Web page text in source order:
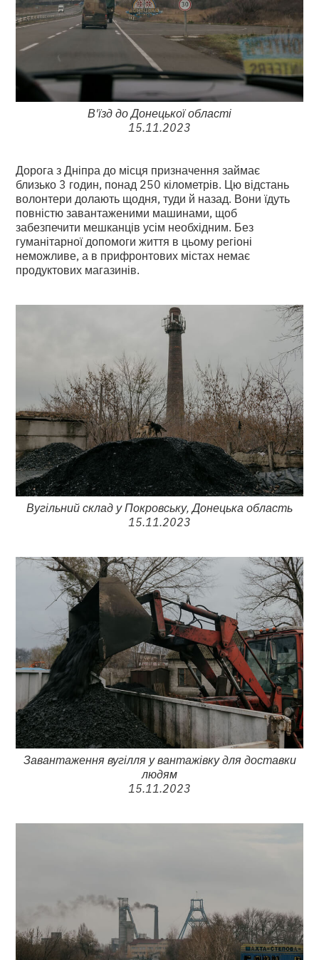
В'їзд до Донецької області
15.11.2023
Дорога з Дніпра до місця призначення займає
близько 3 годин, понад 250 кілометрів. Цю відстань
волонтери долають щодня, туди й назад. Вони їдуть
повністю завантаженими машинами, щоб
забезпечити мешканців усім необхідним. Без
гуманітарної допомоги життя в цьому регіоні
неможливе, а в прифронтових містах немає
продуктових магазинів.
Вугільний склад у Покровську, Донецька область
15.11.2023
Завантаження вугілля у вантажівку для доставки
людям
15.11.2023